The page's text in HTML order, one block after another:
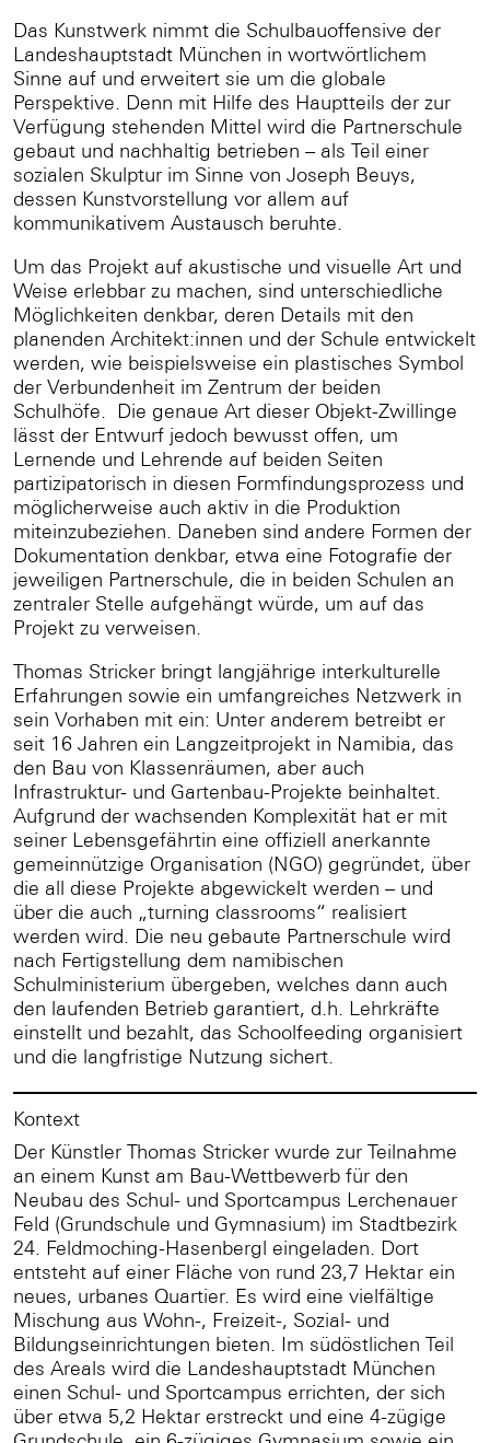
Das Kunstwerk nimmt die Schulbauoffensive der
Landeshauptstadt München in wortwörtlichem
Sinne auf und erweitert sie um die globale
Perspektive. Denn mit Hilfe des Hauptteils der zur
Verfügung stehenden Mittel wird die Partnerschule
gebaut und nachhaltig betrieben – als Teil einer
sozialen Skulptur im Sinne von Joseph Beuys,
dessen Kunstvorstellung vor allem auf
kommunikativem Austausch beruhte.
Um das Projekt auf akustische und visuelle Art und
Weise erlebbar zu machen, sind unterschiedliche
Möglichkeiten denkbar, deren Details mit den
planenden Architekt:innen und der Schule entwickelt
werden, wie beispielsweise ein plastisches Symbol
der Verbundenheit im Zentrum der beiden
Schulhöfe. Die genaue Art dieser Objekt-Zwillinge
lässt der Entwurf jedoch bewusst offen, um
Lernende und Lehrende auf beiden Seiten
partizipatorisch in diesen Formfindungsprozess und
möglicherweise auch aktiv in die Produktion
miteinzubeziehen. Daneben sind andere Formen der
Dokumentation denkbar, etwa eine Fotografie der
jeweiligen Partnerschule, die in beiden Schulen an
zentraler Stelle aufgehängt würde, um auf das
Projekt zu verweisen.
Thomas Stricker bringt langjährige interkulturelle
Erfahrungen sowie ein umfangreiches Netzwerk in
sein Vorhaben mit ein: Unter anderem betreibt er
seit 16 Jahren ein Langzeitprojekt in Namibia, das
den Bau von Klassenräumen, aber auch
Infrastruktur- und Gartenbau-Projekte beinhaltet.
Aufgrund der wachsenden Komplexität hat er mit
seiner Lebensgefährtin eine offiziell anerkannte
gemeinnützige Organisation (NGO) gegründet, über
die all diese Projekte abgewickelt werden – und
über die auch „turning classrooms“ realisiert
werden wird. Die neu gebaute Partnerschule wird
nach Fertigstellung dem namibischen
Schulministerium übergeben, welches dann auch
den laufenden Betrieb garantiert, d.h. Lehrkräfte
einstellt und bezahlt, das Schoolfeeding organisiert
und die langfristige Nutzung sichert.
Kontext
Der Künstler Thomas Stricker wurde zur Teilnahme
an einem Kunst am Bau-Wettbewerb für den
Neubau des Schul- und Sportcampus Lerchenauer
Feld (Grundschule und Gymnasium) im Stadtbezirk
24. Feldmoching-Hasenbergl eingeladen. Dort
entsteht auf einer Fläche von rund 23,7 Hektar ein
neues, urbanes Quartier. Es wird eine vielfältige
Mischung aus Wohn-, Freizeit-, Sozial- und
Bildungseinrichtungen bieten. Im südöstlichen Teil
des Areals wird die Landeshauptstadt München
einen Schul- und Sportcampus errichten, der sich
über etwa 5,2 Hektar erstreckt und eine 4-zügige